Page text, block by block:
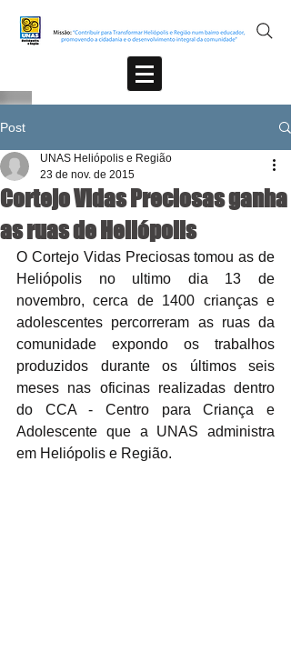
Post
Cortejo Vidas Preciosas ganha
as ruas de Heliópolis
UNAS Heliópolis e Região
23 de nov. de 2015
O Cortejo Vidas Preciosas tomou as de
Heliópolis no ultimo dia 13 de
novembro, cerca de 1400 crianças e
adolescentes percorreram as ruas da
comunidade expondo os trabalhos
produzidos durante os últimos seis
meses nas oficinas realizadas dentro
do CCA - Centro para Criança e
Adolescente que a UNAS administra
em Heliópolis e Região.